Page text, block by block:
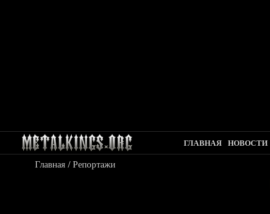
ГЛАВНАЯ НОВОСТИ
Главная /Репортажи